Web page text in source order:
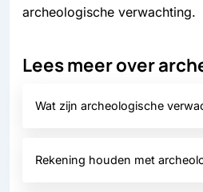
archeologische verwachting.
Lees meer over
Wat zijn archeologische
Rekening houden met